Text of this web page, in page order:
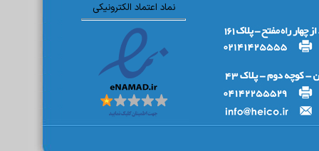
نماد اعتماد الکترونیکی